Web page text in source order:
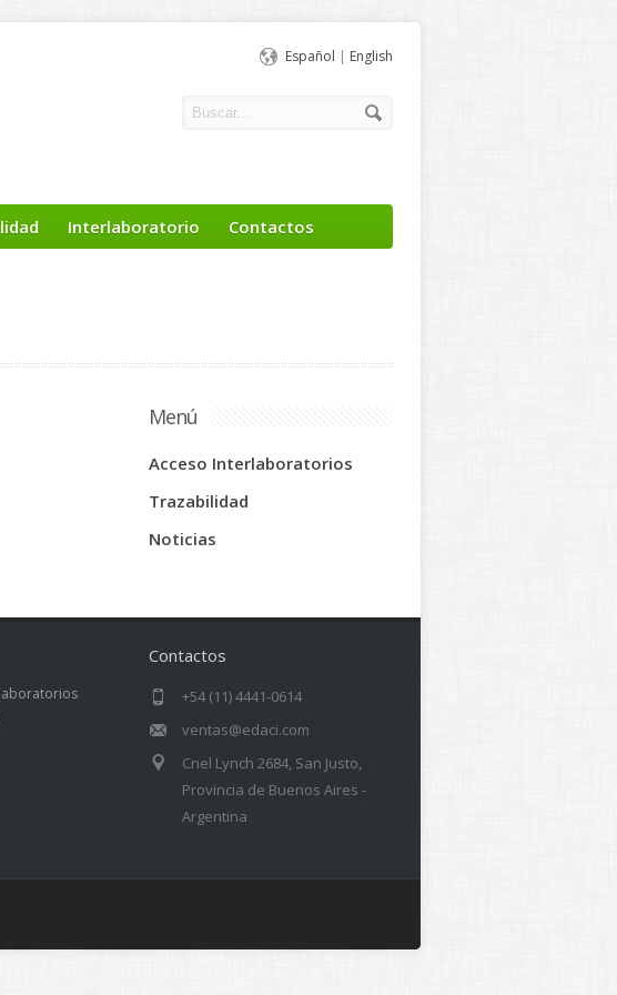
Español | English
Interlaboratorio Contactos
Menú
Acceso Interlaboratorios
Trazabilidad
Noticias
Contactos
+54 (11) 4441-0614
ventas@edaci.com
Cnel Lynch 2684, San Justo,
Provincia de Buenos Aires -
Argentina